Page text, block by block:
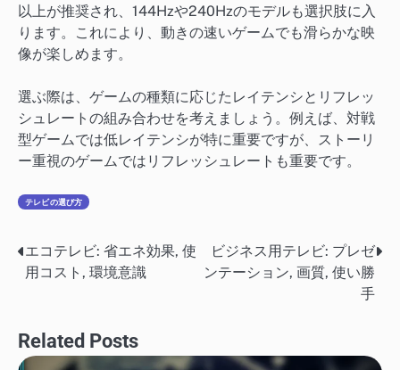
以上が推奨され、144Hzや240Hzのモデルも選択肢に入
ります。これにより、動きの速いゲームでも滑らかな映
像が楽しめます。
選ぶ際は、ゲームの種類に応じたレイテンシとリフレッ
シュレートの組み合わせを考えましょう。例えば、対戦
型ゲームでは低レイテンシが特に重要ですが、ストーリ
ー重視のゲームではリフレッシュレートも重要です。
テレビの選び方
Post
navigation
エコテレビ: 省エネ効果, 使
用コスト, 環境意識
ビジネス用テレビ: プレゼ
ンテーション, 画質, 使い勝
手
Related Posts